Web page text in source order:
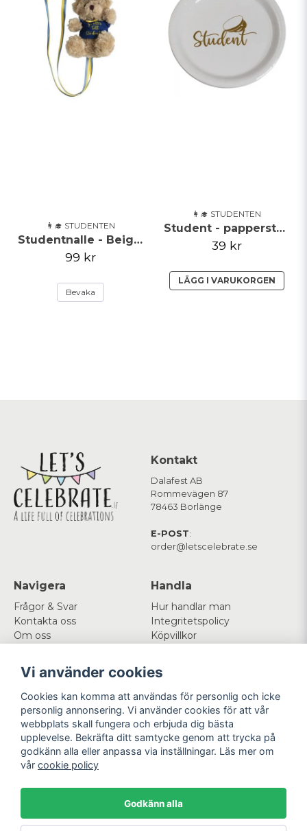
👩‍🎓 STUDENTEN
Studentnalle - Beige med tröja
99 kr
Bevaka
👩‍🎓 STUDENTEN
Student - papperstallrik - 8 pack
39 kr
LÄGG I VARUKORGEN
Kontakt
Dalafest AB
Rommevägen 87
78463 Borlänge
E-POST:
order@letscelebrate.se
Navigera
Frågor & Svar
Kontakta oss
Om oss
Handla
Hur handlar man
Integritetspolicy
Köpvillkor
Mitt konto
Logga in
Registrera dig
Glömt lösenord?
Följ oss
Facebook
Instagram
Betala enkelt Vi levererar med
Vi använder cookies
Cookies kan komma att användas för personlig och icke
personlig annonsering. Vi använder cookies för att vår
webbplats skall fungera och erbjuda dig bästa
upplevelse. Bekräfta ditt samtycke genom att trycka på
godkänn alla eller anpassa via inställningar. Läs mer om
vår cookie policy
Godkänn alla